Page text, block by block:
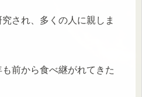
され、多くの人に親しま
前から食べ継がれてきた